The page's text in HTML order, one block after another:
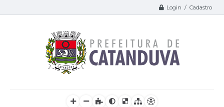
Login / Cadastro